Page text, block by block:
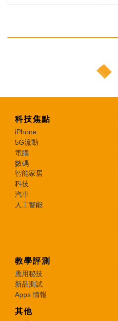
科技焦點
iPhone
5G流動
電腦
數碼
智能家居
科技
汽車
人工智能
教學評測
應用秘技
新品測試
Apps 情報
其他